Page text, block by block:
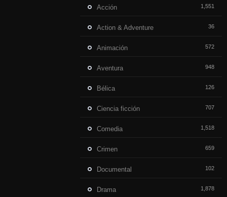
Acción 1,551
Action & Adventure 36
Animación 572
Aventura 948
Bélica 126
Ciencia ficción 707
Comedia 1,518
Crimen 659
Documental 102
Drama 1,878